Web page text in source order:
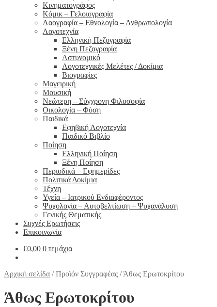
Κινηματογράφος
Κόμικ – Γελοιογραφία
Λαογραφία – Εθνολογία – Ανθρωπολογία
Λογοτεχνία
Ελληνική Πεζογραφία
Ξένη Πεζογραφία
Αστυνομικό
Λογοτεχνικές Μελέτες / Δοκίμια
Βιογραφίες
Μαγειρική
Μουσική
Νεώτερη – Σύγχρονη Φιλοσοφία
Οικολογία – Φύση
Παιδικά
Εφηβική Λογοτεχνία
Παιδικό Βιβλίο
Ποίηση
Ελληνική Ποίηση
Ξένη Ποίηση
Περιοδικά – Εφημερίδες
Πολιτικά Δοκίμια
Τέχνη
Υγεία – Ιατρικού Ενδιαφέροντος
Ψυχολογία – Αυτοβελτίωση – Ψυχανάλυση
Γενικής Θεματικής
Συχνές Ερωτήσεις
Επικοινωνία
€0,00 0 τεμάχια
Αρχική σελίδα /Προϊόν Συγγραφέας /Άθως Ερωτοκρίτου
Άθως Ερωτοκρίτου